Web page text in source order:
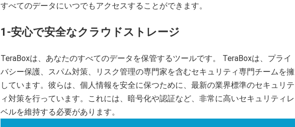
すべてのデータにいつでもアクセスすることができます。
1-安心で安全なクラウドストレージ
TeraBoxは、あなたのすべてのデータを保管するツールです。 TeraBoxは、プライ
バシー保護、スパム対策、リスク管理の専門家を含むセキュリティ専門チームを擁
しています。彼らは、個人情報を安全に保つために、最新の業界標準のセキュリテ
ィ対策を行っています。これには、暗号化や認証など、非常に高いセキュリティレ
ベルを維持する必要があります。